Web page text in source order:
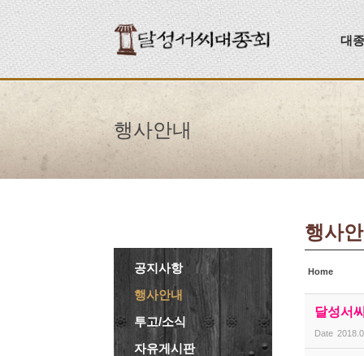
대
행사안내
공지사항
행사안내
투고/소식
자유게시판
행사
Home
달성서
Date